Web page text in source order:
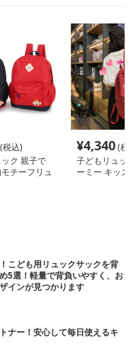
(税込)
ク 親子で
チーフリュ
¥4,340(税
子どもリュッ
ーミー キッズ
こども用リュックサックを背
5選！軽量で背負いやすく、お
インが見つかります
ナー！安心して毎日使えるキ